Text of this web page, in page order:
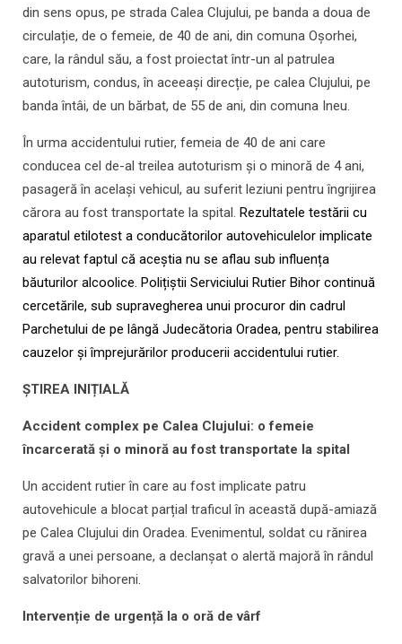
din sens opus, pe strada Calea Clujului, pe banda a doua de
circulație, de o femeie, de 40 de ani, din comuna Oșorhei,
care, la rândul său, a fost proiectat într-un al patrulea
autoturism, condus, în aceeași direcție, pe calea Clujului, pe
banda întâi, de un bărbat, de 55 de ani, din comuna Ineu.
În urma accidentului rutier, femeia de 40 de ani care
conducea cel de-al treilea autoturism și o minoră de 4 ani,
pasageră în același vehicul, au suferit leziuni pentru îngrijirea
cărora au fost transportate la spital. Rezultatele testării cu
aparatul etilotest a conducătorilor autovehiculelor implicate
au relevat faptul că aceștia nu se aflau sub influența
băuturilor alcoolice. Polițiștii Serviciului Rutier Bihor continuă
cercetările, sub supravegherea unui procuror din cadrul
Parchetului de pe lângă Judecătoria Oradea, pentru stabilirea
cauzelor și împrejurărilor producerii accidentului rutier.
ȘTIREA INIȚIALĂ
Accident complex pe Calea Clujului: o femeie
încarcerată și o minoră au fost transportate la spital
Un accident rutier în care au fost implicate patru
autovehicule a blocat parțial traficul în această după-amiază
pe Calea Clujului din Oradea. Evenimentul, soldat cu rănirea
gravă a unei persoane, a declanșat o alertă majoră în rândul
salvatorilor bihoreni.
Intervenție de urgență la o oră de vârf